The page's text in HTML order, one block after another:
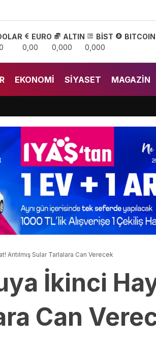
EURO
0,00
ALTIN
0,000
BİST
0,000
BITCOIN
EKONOMI SIYASET MAGAZIN
Arıtılmış Sular Tarlalara Can Verecek
İkinci
Can